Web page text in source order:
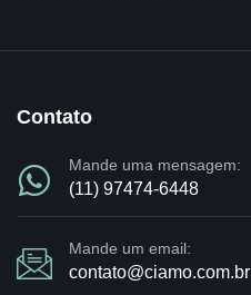
Contato
Mande uma mensagem:
(11) 97474-6448
Mande um email:
contato@ciamo.com.br